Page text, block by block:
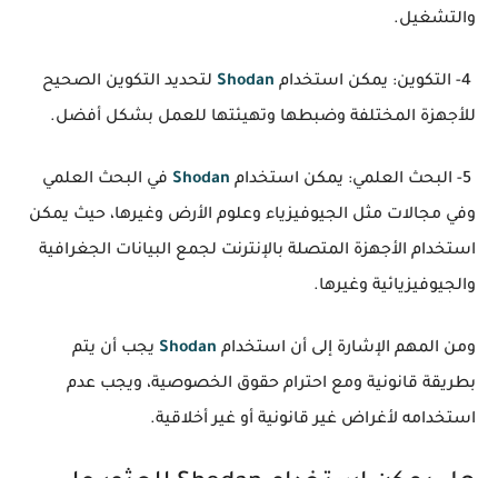
والتشغيل.
Shodan لتحديد التكوين الصحيح
للأجهزة المختلفة وضبطها وتهيئتها للعمل بشكل أفضل.
Shodan في البحث العلمي
وفي مجالات مثل الجيوفيزياء وعلوم الأرض وغيرها، حيث يمكن
استخدام الأجهزة المتصلة بالإنترنت لجمع البيانات الجغرافية
والجيوفيزيائية وغيرها.
ومن المهم الإشارة إلى أن استخدام Shodan يجب أن يتم
بطريقة قانونية ومع احترام حقوق الخصوصية، ويجب عدم
استخدامه لأغراض غير قانونية أو غير أخلاقية.